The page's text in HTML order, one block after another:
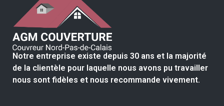
Notre entreprise existe depuis 30 ans et la majorité
de la clientèle pour laquelle nous avons pu travailler
nous sont fidèles et nous recommande vivement.